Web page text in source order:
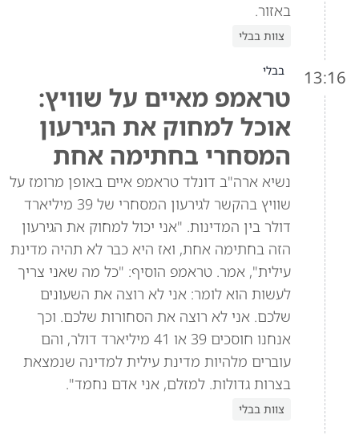
באזור.
צוות בבלי
13:16 בבלי
טראמפ מאיים על שוויץ:
אוכל למחוק את הגירעון
המסחרי בחתימה אחת
נשיא ארה"ב דונלד טראמפ איים באופן מרומז על
שוויץ בהקשר לגירעון המסחרי של 39 מיליארד
דולר בין המדינות. "אני יכול למחוק את הגירעון
הזה בחתימה אחת, ואז היא כבר לא תהיה מדינת
עילית", אמר. טראמפ הוסיף: "כל מה שאני צריך
לעשות הוא לומר: אני לא רוצה את השעונים
שלכם. אני לא רוצה את הסחורות שלכם. וכך
אנחנו חוסכים 39 או 41 מיליארד דולר, והם
עוברים מלהיות מדינת עילית למדינה שנמצאת
בצרות גדולות. למזלם, אני אדם נחמד".
צוות בבלי